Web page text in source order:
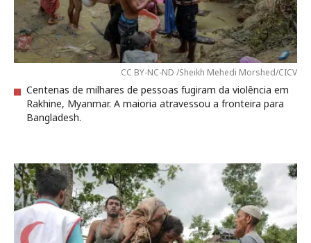
CC BY-NC-ND /Sheikh Mehedi Morshed/CICV
Centenas de milhares de pessoas fugiram da violência em
Rakhine, Myanmar. A maioria atravessou a fronteira para
Bangladesh.